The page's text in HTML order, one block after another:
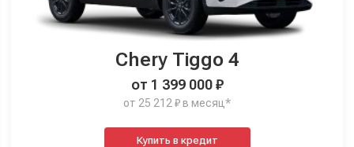
Chery Tiggo 4
от 1 399 000 ₽
от 25 212 ₽ в месяц*
Купить в кредит